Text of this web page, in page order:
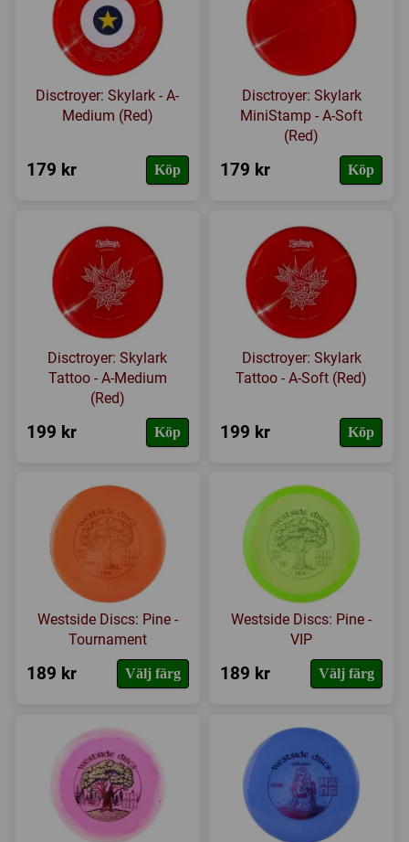
Disctroyer: Skylark - A-
Medium (Red)
179 kr Köp
Disctroyer: Skylark
MiniStamp - A-Soft
(Red)
179 kr Köp
Disctroyer: Skylark
Tattoo - A-Medium
(Red)
199 kr Köp
Disctroyer: Skylark
Tattoo - A-Soft (Red)
199 kr Köp
Westside Discs: Pine -
Tournament
189 kr Välj färg
Westside Discs: Pine -
VIP
189 kr Välj färg